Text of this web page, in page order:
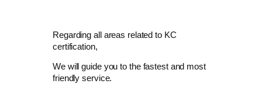
Regarding all areas related to KC
certification,
We will guide you to the fastest and most
friendly service.